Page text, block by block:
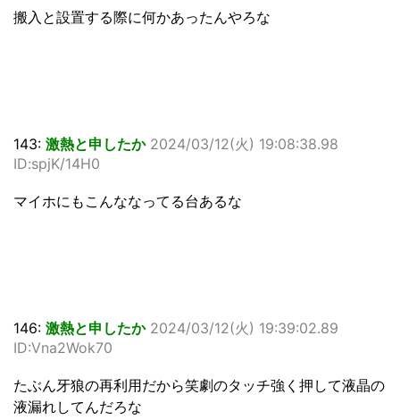
搬入と設置する際に何かあったんやろな
143: 激熱と申したか 2024/03/12(火) 19:08:38.98
ID:spjK/14H0
マイホにもこんななってる台あるな
146: 激熱と申したか 2024/03/12(火) 19:39:02.89
ID:Vna2Wok70
たぶん牙狼の再利用だから笑劇のタッチ強く押して液晶の
液漏れしてんだろな